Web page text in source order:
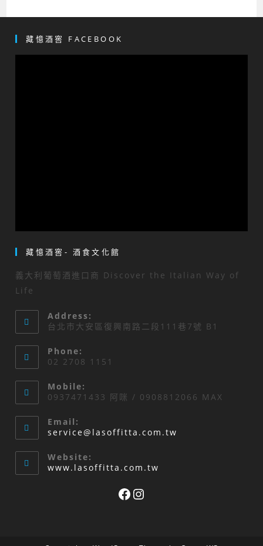
藏憶酒窖 FACEBOOK
藏憶酒窖- 酒食文化館
義大利葡萄酒進口商 Discover the Italian Way of
Life
Address:
台北市大安區復興南路二段111巷7號 B1
Phone:
02 2708 1151
Mobile:
0937471433 阿咪 / 0908812066 MAX
Email:
service@lasoffitta.com.tw
Website:
www.lasoffitta.com.tw
Facebook
Instagram